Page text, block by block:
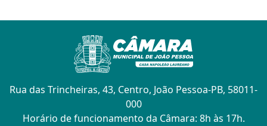
Rua das Trincheiras, 43, Centro, João Pessoa-PB, 58011-
000
Horário de funcionamento da Câmara: 8h às 17h.